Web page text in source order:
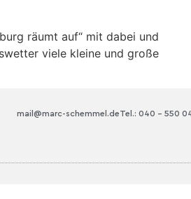
räumt auf“ mit dabei und
viele kleine und große
Tel.: 040 – 550
mail@marc-schemmel.de